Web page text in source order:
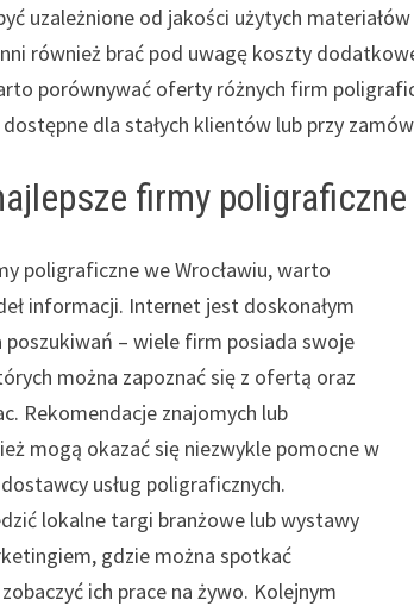
uzależnione od jakości użytych
również brać pod uwagę koszty
porównywać oferty różnych firm
dla stałych klientów lub przy
firmy poligraficzne
poligraficzne we Wrocławiu, warto
informacji. Internet jest doskonałym
– wiele firm posiada swoje
można zapoznać się z ofertą oraz
Rekomendacje znajomych lub
mogą okazać się niezwykle pomocne w
usług poligraficznych.
lokalne targi branżowe lub wystawy
gdzie można spotkać
ich prace na żywo. Kolejnym